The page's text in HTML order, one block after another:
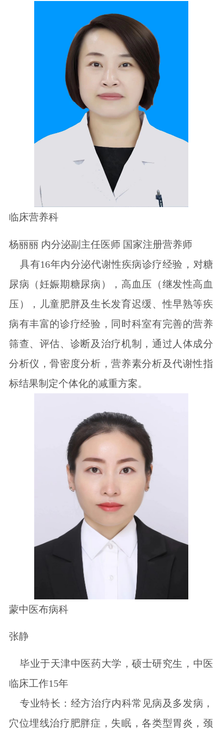
临床营养科
杨丽丽 内分泌副主任医师 国家注册营养师
具有16年内分泌代谢性疾病诊疗经验，对糖
尿病（妊娠期糖尿病），高血压（继发性高血
压），儿童肥胖及生长发育迟缓、性早熟等疾
病有丰富的诊疗经验，同时科室有完善的营养
筛查、评估、诊断及治疗机制，通过人体成分
分析仪，骨密度分析，营养素分析及代谢性指
标结果制定个体化的减重方案。
蒙中医布病科
张静
毕业于天津中医药大学，硕士研究生，中医
临床工作15年
专业特长：经方治疗内科常见病及多发病，
穴位埋线治疗肥胖症，失眠，各类型胃炎，颈